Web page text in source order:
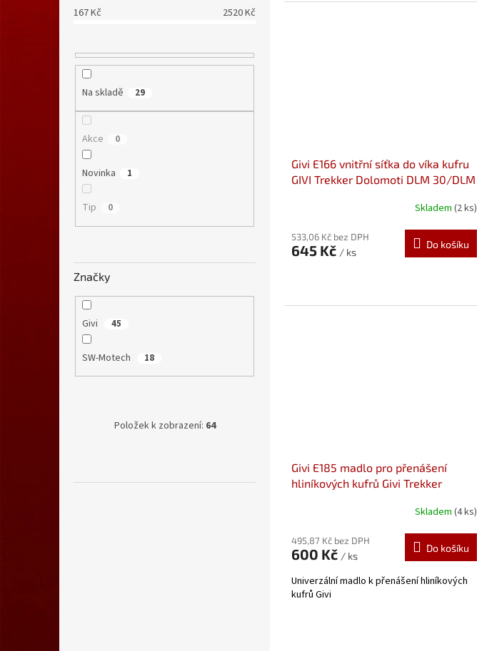
167Kč 2520Kč
Na skladě 29
Akce 0
Novinka 1
Tip 0
Značky
Givi 45
SW-Motech 18
Položek k zobrazení: 64
Givi E166 vnitřní síťka do víka kufru
GIVI Trekker Dolomoti DLM 30/DLM
Skladem (2 ks)
533,06 Kč bez DPH
645 Kč / ks
Do košíku
Givi E185 madlo pro přenášení
hliníkových kufrů Givi Trekker
Skladem (4 ks)
495,87 Kč bez DPH
600 Kč / ks
Do košíku
Univerzální madlo k přenášení hliníkových
kufrů Givi